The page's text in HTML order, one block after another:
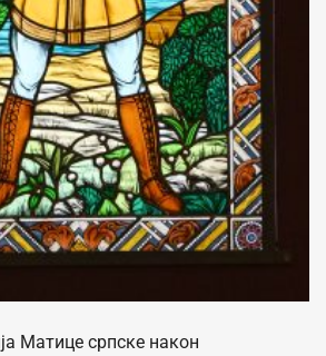
Матице српске након